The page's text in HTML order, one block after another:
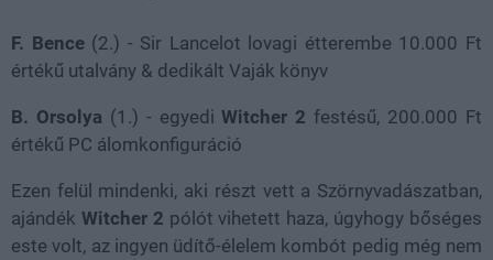
F. Bence (2.) - Sir Lancelot lovagi étterembe 10.000 Ft
értékű utalvány & dedikált Vaják könyv
B. Orsolya (1.) - egyediWitcher 2 festésű, 200.000 Ft
értékű PC álomkonfiguráció
Ezen felül mindenki, aki részt vett a Szörnyvadászatban,
ajándék Witcher 2 pólót vihetett haza, úgyhogy bőséges
este volt, az ingyen üdítő-élelem kombót pedig még nem